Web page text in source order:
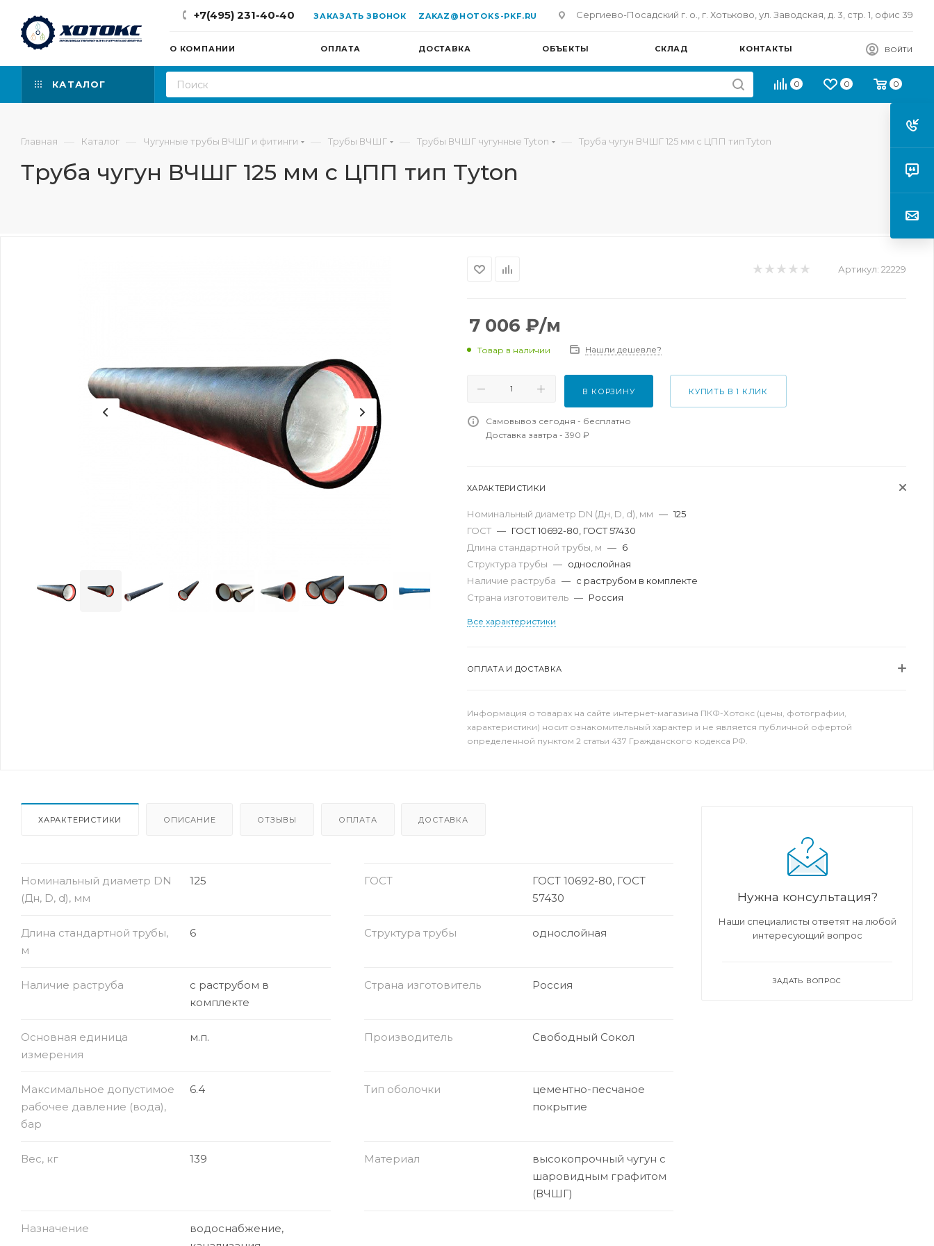
+7(495) 231-40-40 ЗАКАЗАТЬ ЗВОНОК ZAKAZ@HOTOKS-PKF.RU Сергиево-Посадский г. о., г. Хотьково, ул. Заводская, д. 3, стр. 1, офис 39
О КОМПАНИИ ОПЛАТА ДОСТАВКА ОБЪЕКТЫ СКЛАД КОНТАКТЫ ВОЙТИ
КАТАЛОГ 0 0 0
Главная — Каталог — Чугунные трубы ВЧШГ и фитинги — Трубы ВЧШГ — Трубы ВЧШГ чугунные Tyton — Труба чугун ВЧШГ 125 мм с ЦПП тип Tyton
Труба чугун ВЧШГ 125 мм с ЦПП тип Tyton
Артикул: 22229
7 006 ₽/м
Товар в наличии Нашли дешевле?
В КОРЗИНУ КУПИТЬ В 1 КЛИК
Самовывоз сегодня - бесплатно
Доставка завтра - 390 ₽
ХАРАКТЕРИСТИКИ
Номинальный диаметр DN (Дн, D, d), мм — 125
ГОСТ — ГОСТ 10692-80, ГОСТ 57430
Длина стандартной трубы, м — 6
Структура трубы — однослойная
Наличие раструба — с раструбом в комплекте
Страна изготовитель — Россия
Все характеристики
ОПЛАТА И ДОСТАВКА
Информация о товарах на сайте интернет-магазина ПКФ-Хотокс (цены, фотографии,
характеристики) носит ознакомительный характер и не является публичной офертой
определенной пунктом 2 статьи 437 Гражданского кодекса РФ.
ХАРАКТЕРИСТИКИ ОПИСАНИЕ ОТЗЫВЫ ОПЛАТА ДОСТАВКА
Номинальный диаметр DN
(Дн, D, d), мм
125 ГОСТ
ГОСТ 10692-80, ГОСТ
57430
Длина стандартной трубы,
м
6 Структура трубы однослойная
Наличие раструба
с раструбом в
комплекте
Страна изготовитель Россия
Основная единица
измерения
м.п. Производитель Свободный Сокол
Максимальное допустимое
рабочее давление (вода),
бар
6.4 Тип оболочки
цементно-песчаное
покрытие
Вес, кг 139 Материал
высокопрочный чугун с
шаровидным графитом
(ВЧШГ)
Назначение
водоснабжение,
Нужна консультация?
Наши специалисты ответят на любой
интересующий вопрос
ЗАДАТЬ ВОПРОС